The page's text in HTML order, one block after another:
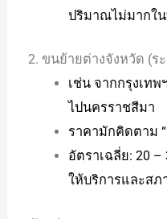
ปริมาณไม่มากใ
2. ขนย้ายต่างจังหวัด (ร
เช่น จากกรุงเท
ไปนครราชสีมา
ราคามักคิดตาม
อัตราเฉลี่ย: 20
ให้บริการและสภ